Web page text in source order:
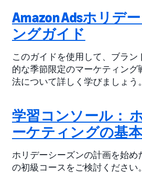
Amazon Adsホリデ
ングガイド
このガイドを使用して、ブラン
的な季節限定のマーケティング
法について詳しく学びましょう。
学習コンソール：
ーケティングの基本
ホリデーシーズンの計画を始め
の初級コースをご検討ください。